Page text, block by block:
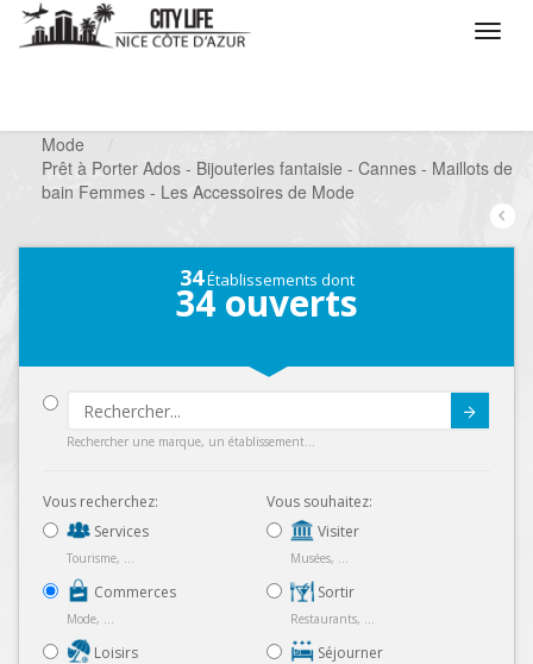
Mode
Prêt à Porter Ados - Bijouteries fantaisie - Cannes - Maillots de
bain Femmes - Les Accessoires de Mode
34Établissements dont
34 ouverts
Rechercher une marque, un établissement...
Vous recherchez:
Services
Tourisme, ...
Commerces
Mode, ...
Loisirs
Vous souhaitez:
Visiter
Musées, ...
Sortir
Restaurants, ...
Séjourner